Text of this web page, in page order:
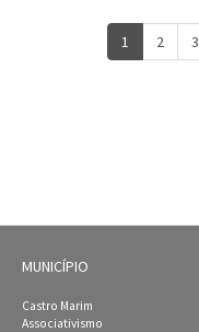
1 2 3
MUNICÍPIO
Castro Marim
Associativismo